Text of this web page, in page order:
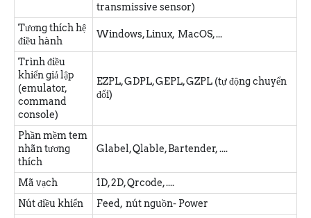
transmissive sensor)
Tương thích hệ
điều hành
Windows, Linux, MacOS, ...
Trình điều
khiển giả lập
(emulator,
command
console)
EZPL, GDPL, GEPL, GZPL (tự động chuyển
đổi)
Phần mềm tem
nhãn tương
thích
Glabel, Qlable, Bartender, ....
Mã vạch
1D, 2D, Qrcode, ....
Nút điều khiển
Feed, nút nguồn- Power